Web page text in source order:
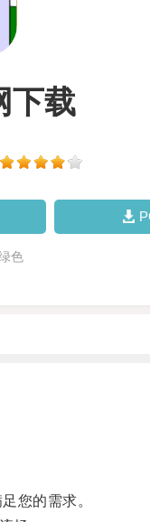
下载
色
您的需求。